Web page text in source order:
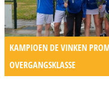
KAMPIOEN DE VINKEN
OVERGANGSKLASSE